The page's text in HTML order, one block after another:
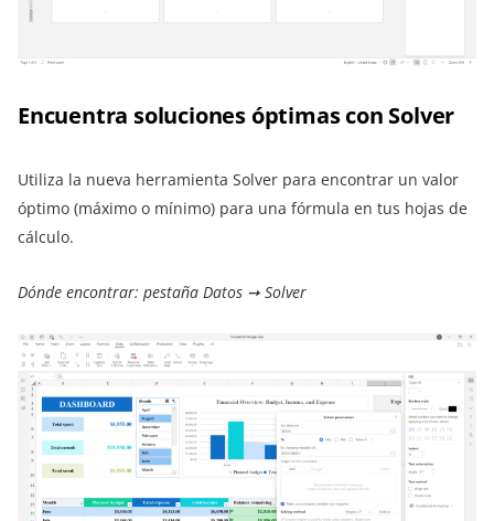
Encuentra soluciones óptimas con Solver
Utiliza la nueva herramienta Solver para encontrar un valor
óptimo (máximo o mínimo) para una fórmula en tus hojas de
cálculo.
Dónde encontrar: pestaña Datos ➙ Solver